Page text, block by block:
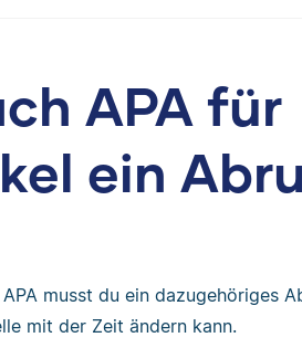
APA für
ein
musst du ein dazugehöriges
mit der Zeit ändern kann.